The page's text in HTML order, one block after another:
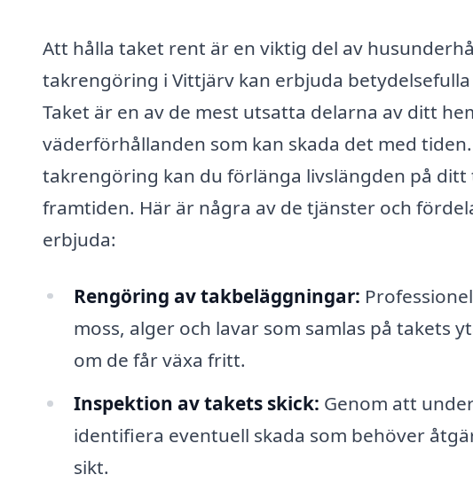
Att hålla taket rent är en viktig del av
takrengöring i Vittjärv kan erbjuda
Taket är en av de mest utsatta delarna av ditt
väderförhållanden som kan skada det med
takrengöring kan du förlänga livslängden på
framtiden. Här är några av de tjänster och
erbjuda:
Rengöring av takbeläggningar:
moss, alger och lavar som samlas på takets
om de får växa fritt.
Inspektion av takets skick: Genom att
identifiera eventuell skada som behöver
sikt.